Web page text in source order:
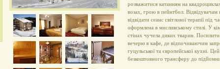
розважитися катанням на
возах, грою в пейнтбол. Відвідувачам
відвідати сеанс світлової терапії під
оформлена в мисливському стилі. У
стінах чучела диких тварин.
вечерю в кафе, де відпочиваючим
гуцульської та європейської кухні.
безкоштовного трансферу до